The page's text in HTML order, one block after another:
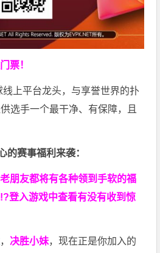
票！
线上平台龙头，与享誉世界的扑
选手一个最干净、有保障，且
赛事福利来袭：
朋友都将有各种领到手软的福
登入游戏中查看有没有收到惊
， 决胜小妹，现在正是你加入的